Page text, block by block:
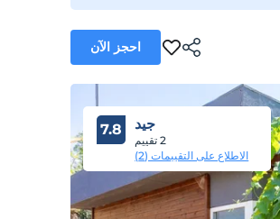
احجز الآن
جيد
2 تقييم
الاطلاع على التقييمات (2)
7.8